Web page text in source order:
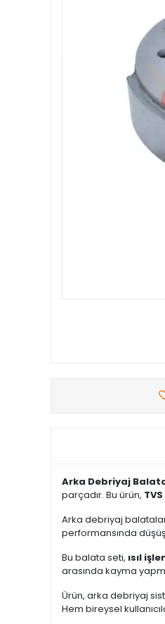
Arka Debriyaj
parçadır. Bu ürün,
Arka debriyaj
performansında
Bu balata seti, ısıl
arasında kayma
Ürün, arka debriyaj
Hem bireysel